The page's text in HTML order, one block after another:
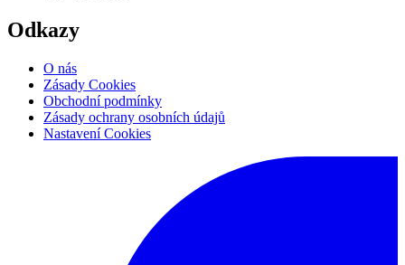
Odkazy
O nás
Zásady Cookies
Obchodní podmínky
Zásady ochrany osobních údajů
Nastavení Cookies